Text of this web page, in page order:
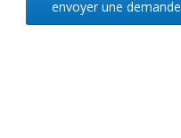
envoyer une demande